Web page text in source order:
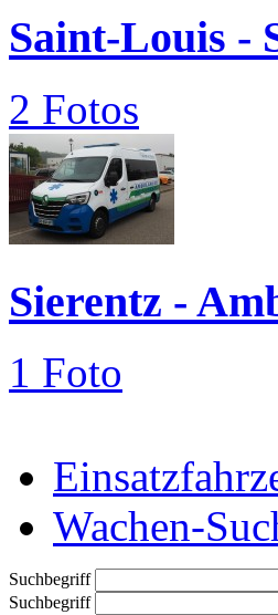
Saint-Louis -
2 Fotos
Sierentz -
1 Foto
Wachen-
Suchbegriff
Suchbegriff